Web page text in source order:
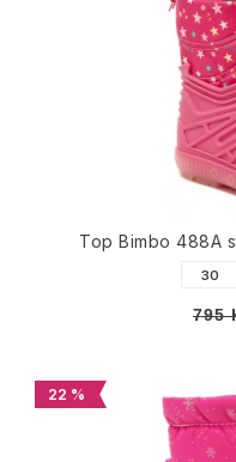
Top Bimbo 488A
30
795
22 %